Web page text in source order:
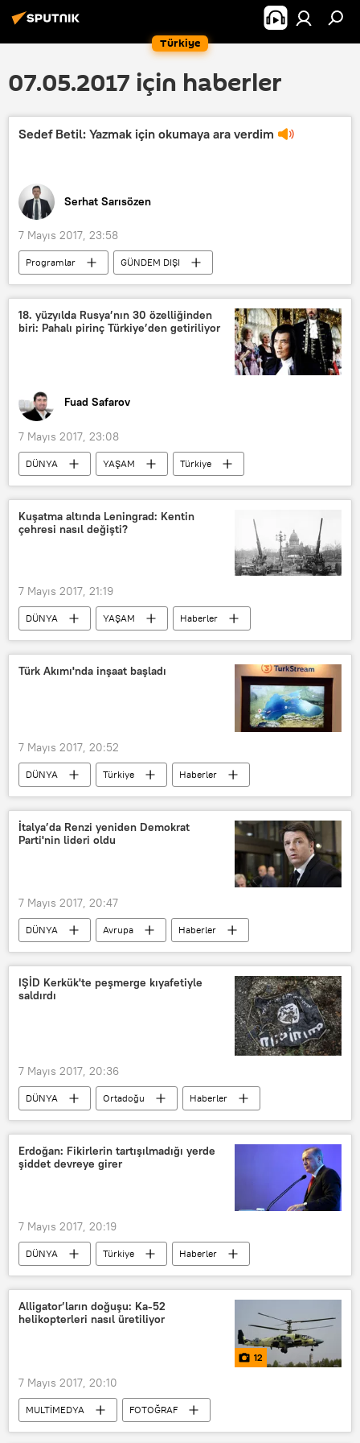
Türkiye
07.05.2017 için haberler
Sedef Betil: Yazmak için okumaya ara verdim
Serhat Sarısözen
7 Mayıs 2017, 23:58
Programlar
GÜNDEM DIŞI
Haberler
RADYO
18. yüzyılda Rusya’nın 30 özelliğinden
biri: Pahalı pirinç Türkiye’den getiriliyor
Fuad Safarov
7 Mayıs 2017, 23:08
DÜNYA YAŞAM
Türkiye
Haberler
Rusya
Kamçatka
İkinci Katerina
Kuşatma altında Leningrad: Kentin
çehresi nasıl değişti?
7 Mayıs 2017, 21:19
DÜNYA YAŞAM
Haberler
Rusya
Petersburg
İkinci Dünya Savaşı
Türk Akımı'nda inşaat başladı
7 Mayıs 2017, 20:52
DÜNYA Türkiye
Haberler
Rusya
TÜRKİYE
Gazprom
Türk Akımı
İtalya’da Renzi yeniden Demokrat
Parti'nin lideri oldu
7 Mayıs 2017, 20:47
DÜNYA Avrupa
Haberler
POLİTİKA
İtalya
Matteo Renzi
IŞİD Kerkük'te peşmerge kıyafetiyle
saldırdı
7 Mayıs 2017, 20:36
DÜNYA Ortadoğu
Haberler
ABD
IKBY
Kerkük
IŞİD
Erdoğan: Fikirlerin tartışılmadığı yerde
şiddet devreye girer
7 Mayıs 2017, 20:19
DÜNYA Türkiye
Haberler
İstanbul
Recep Tayyip Erdoğan
Alligator’ların doğuşu: Ka-52
helikopterleri nasıl üretiliyor
12
7 Mayıs 2017, 20:10
MULTİMEDYA
FOTOĞRAF
Rusya
Alligator